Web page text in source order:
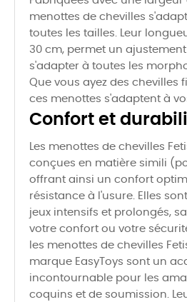
menottes de chevilles
toutes les tailles. Leur
30 cm, permet un
s'adapter à toutes les
Que vous ayez des chevilles
ces menottes s'adaptent à
Confort et
Les menottes de chevilles
conçues en matière simili
offrant ainsi un confort
résistance à l'usure. Elles
jeux intensifs et prolongés,
votre confort ou votre
les menottes de chevilles
marque EasyToys sont un
incontournable pour les
coquins et de soumission.